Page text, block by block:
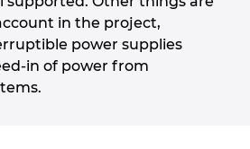
in the project,
power supplies
in of power from